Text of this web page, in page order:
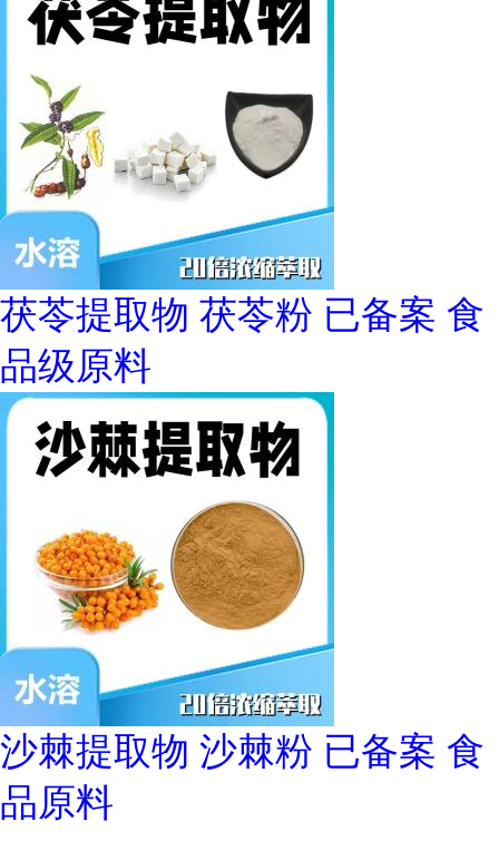
茯苓提取物 茯苓粉 已备案 食
品级原料
沙棘提取物 沙棘粉 已备案 食
品原料